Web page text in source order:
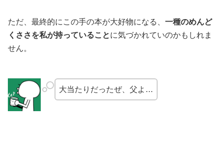
ただ、最終的にこの手の本が大好物になる、 一種のめんど
くささを私が持っていることに気づかれていのかもしれま
せん。
大当たりだったぜ、父よ…